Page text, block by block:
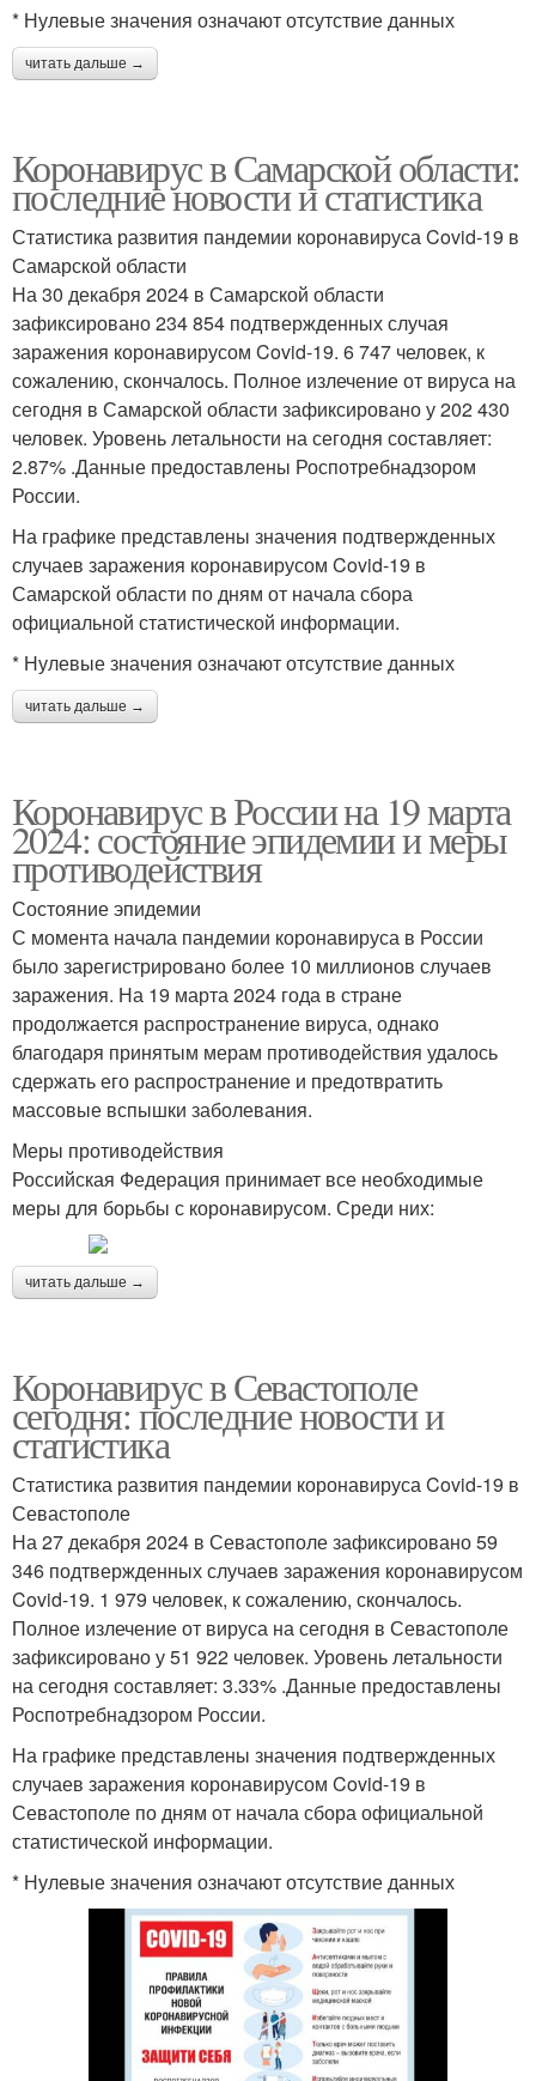
* Нулевые значения означают отсутствие данных
читать дальше →
Коронавирус в Самарской области:
последние новости и статистика
Статистика развития пандемии коронавируса Covid-19 в
Самарской области
На 30 декабря 2024 в Самарской области
зафиксировано 234 854 подтвержденных случая
заражения коронавирусом Covid-19. 6 747 человек, к
сожалению, скончалось. Полное излечение от вируса на
сегодня в Самарской области зафиксировано у 202 430
человек. Уровень летальности на сегодня составляет:
2.87% .Данные предоставлены Роспотребнадзором
России.
На графике представлены значения подтвержденных
случаев заражения коронавирусом Covid-19 в
Самарской области по дням от начала сбора
официальной статистической информации.
* Нулевые значения означают отсутствие данных
читать дальше →
Коронавирус в России на 19 марта
2024: состояние эпидемии и меры
противодействия
Состояние эпидемии
С момента начала пандемии коронавируса в России
было зарегистрировано более 10 миллионов случаев
заражения. На 19 марта 2024 года в стране
продолжается распространение вируса, однако
благодаря принятым мерам противодействия удалось
сдержать его распространение и предотвратить
массовые вспышки заболевания.
Меры противодействия
Российская Федерация принимает все необходимые
меры для борьбы с коронавирусом. Среди них:
читать дальше →
Коронавирус в Севастополе
сегодня: последние новости и
статистика
Статистика развития пандемии коронавируса Covid-19 в
Севастополе
На 27 декабря 2024 в Севастополе зафиксировано 59
346 подтвержденных случаев заражения коронавирусом
Covid-19. 1 979 человек, к сожалению, скончалось.
Полное излечение от вируса на сегодня в Севастополе
зафиксировано у 51 922 человек. Уровень летальности
на сегодня составляет: 3.33% .Данные предоставлены
Роспотребнадзором России.
На графике представлены значения подтвержденных
случаев заражения коронавирусом Covid-19 в
Севастополе по дням от начала сбора официальной
статистической информации.
* Нулевые значения означают отсутствие данных